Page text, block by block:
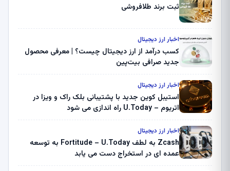
ثبت برند طلافروشی
اخبار ارز دیجیتال
کسب درآمد از ارز دیجیتال چیست؟ | معرفی محصول
جدید صرافی بیت‌پین
اخبار ارز دیجیتال
استیبل کوین جدید با پشتیبانی بلک راک و ویزا در
اتریوم – U.Today راه اندازی می شود
اخبار ارز دیجیتال
Zcash به لطف Fortitude – U.Today به توسعه
عمده ای در استخراج دست می یابد